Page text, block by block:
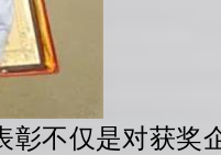
彰不仅是对获奖